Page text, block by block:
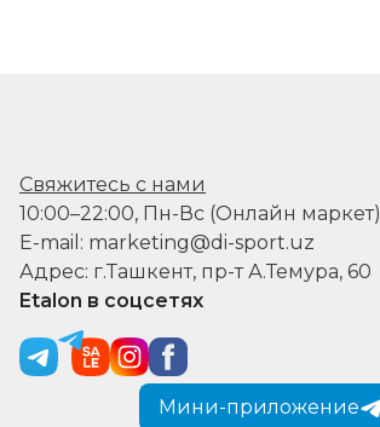
Свяжитесь с нами
10:00–22:00, Пн-Вс (Онлайн маркет)
E-mail: marketing@di-sport.uz
Адрес: г.Ташкент, пр-т А.Темура, 60
Etalon в соцсетях
Мини-приложение